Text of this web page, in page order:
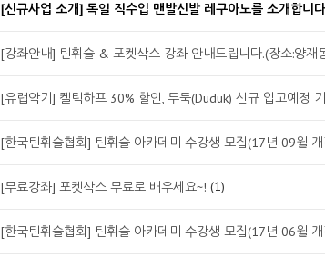
[신규사업 소개] 독일 직수입 맨발신발 레구아노를 소개합니
[강좌안내] 틴휘슬 & 포켓삭스 강좌 안내드립니다.(장소:양재
[유럽악기] 켈틱하프 30% 할인, 두둑(Duduk) 신규 입고예정
[한국틴휘슬협회] 틴휘슬 아카데미 수강생 모집(17년 09월 개
[무료강좌] 포켓삭스 무료로 배우세요~! (1)
[한국틴휘슬협회] 틴휘슬 아카데미 수강생 모집(17년 06월 개